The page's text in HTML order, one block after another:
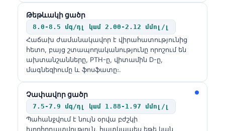
Թեթևակի ցածր
8.0-8.5 մգ/դլ կամ 2.00-2.12 մմոլ/լ
Հաճախ ժամանակավոր է վիրահատությունից
հետո, բայց շտապողականությունը որոշում են
ախտանշանները, PTH-ը, վիտամին D-ը,
մագնեզիումը և ֆոսֆատը։.
Չափավոր ցածր
7.5-7.9 մգ/դլ կամ 1.88-1.97 մմոլ/լ
Պահանջվում է նույն օրվա բժշկի
խորհրդատվություն, հատկապես եթե կան